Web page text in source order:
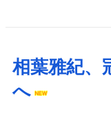
相葉雅紀、
へ